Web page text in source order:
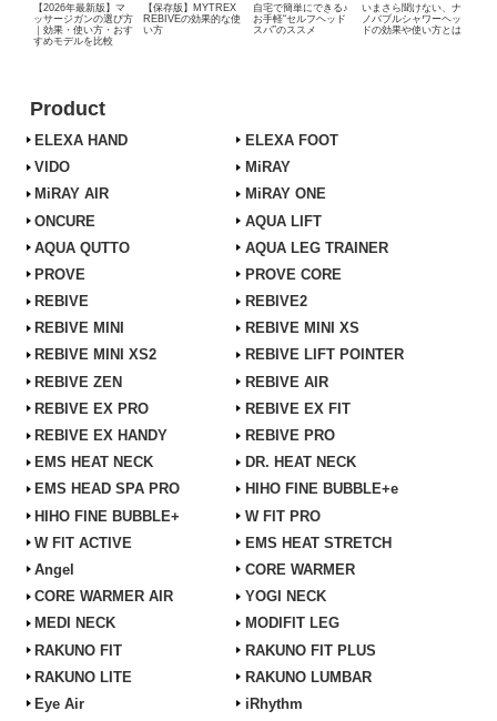
【2026年最新版】マ
ッサージガンの選び方
｜効果・使い方・おす
すめモデルを比較
【保存版】MYTREX
REBIVEの効果的な使
い方
自宅で簡単にできる♪
お手軽“セルフヘッド
スパ”のススメ
いまさら聞けない、ナ
ノバブルシャワーヘッ
ドの効果や使い方とは
Product
ELEXA HAND
ELEXA FOOT
VIDO
MiRAY
MiRAY AIR
MiRAY ONE
ONCURE
AQUA LIFT
AQUA QUTTO
AQUA LEG TRAINER
PROVE
PROVE CORE
REBIVE
REBIVE2
REBIVE MINI
REBIVE MINI XS
REBIVE MINI XS2
REBIVE LIFT POINTER
REBIVE ZEN
REBIVE AIR
REBIVE EX PRO
REBIVE EX FIT
REBIVE EX HANDY
REBIVE PRO
EMS HEAT NECK
DR. HEAT NECK
EMS HEAD SPA PRO
HIHO FINE BUBBLE+e
HIHO FINE BUBBLE+
W FIT PRO
W FIT ACTIVE
EMS HEAT STRETCH
Angel
CORE WARMER
CORE WARMER AIR
YOGI NECK
MEDI NECK
MODIFIT LEG
RAKUNO FIT
RAKUNO FIT PLUS
RAKUNO LITE
RAKUNO LUMBAR
Eye Air
iRhythm